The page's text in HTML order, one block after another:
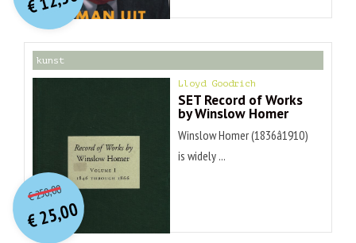
€ 29,99.
€ € 12,50.
kunst
Lloyd Goodrich
SET Record of Works
by Winslow Homer
Winslow Homer (1836â1910)
is widely ...
€250,00O
orspr
onkelijke
prijs
was:
€ 250,00.
€25,00
Huidige
prijs
is:
€ 25,00.